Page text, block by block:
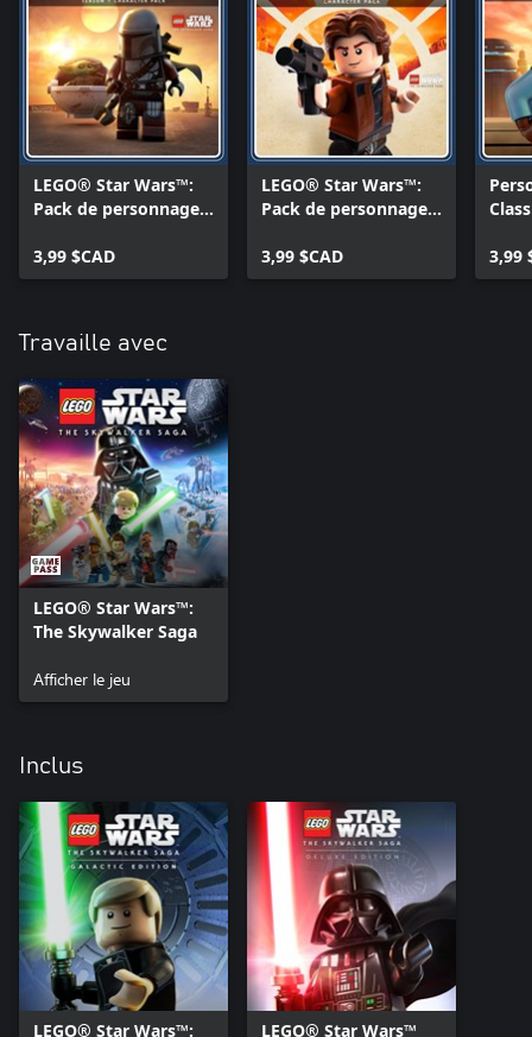
LEGO® Star Wars™:
Pack de personnages
saison 1
3,99 $CAD
LEGO® Star Wars™:
Pack de personnages
Story
3,99 $CAD 3,99
Travaille avec
LEGO® Star Wars™:
The Skywalker Saga
Afficher le jeu
Inclus
LEGO® Star Wars™: LEGO® Star Wars™